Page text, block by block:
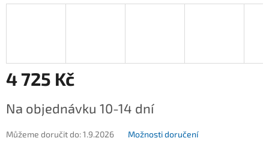
4 725 Kč
cena:
Na objednávku 10-14 dní
Můžeme doručit do:1.9.2026 Možnosti doručení